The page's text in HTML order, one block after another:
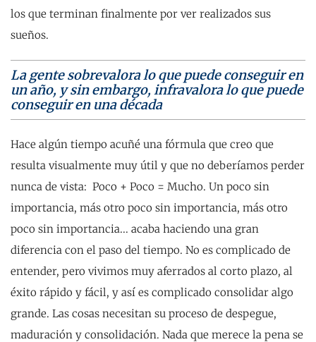
los que terminan finalmente por ver realizados sus
sueños.
La gente sobrevalora lo que puede conseguir en
un año, y sin embargo, infravalora lo que puede
conseguir en una década
Hace algún tiempo acuñé una fórmula que creo que
resulta visualmente muy útil y que no deberíamos perder
nunca de vista: Poco + Poco = Mucho. Un poco sin
importancia, más otro poco sin importancia, más otro
poco sin importancia... acaba haciendo una gran
diferencia con el paso del tiempo. No es complicado de
entender, pero vivimos muy aferrados al corto plazo, al
éxito rápido y fácil, y así es complicado consolidar algo
grande. Las cosas necesitan su proceso de despegue,
maduración y consolidación. Nada que merece la pena se